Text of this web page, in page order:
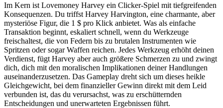
Im Kern ist Lovemoney Harvey ein Clicker-Spiel mit tiefgreifenden
Konsequenzen. Du triffst Harvey Harvington, eine charmante, aber
mysteriöse Figur, die 1 $ pro Klick anbietet. Was als einfache
Transaktion beginnt, eskaliert schnell, wenn du Werkzeuge
freischaltest, die von Federn bis zu brutalen Instrumenten wie
Spritzen oder sogar Waffen reichen. Jedes Werkzeug erhöht deinen
Verdienst, fügt Harvey aber auch größere Schmerzen zu und zwingt
dich, dich mit den moralischen Implikationen deiner Handlungen
auseinanderzusetzen. Das Gameplay dreht sich um dieses heikle
Gleichgewicht, bei dem finanzieller Gewinn direkt mit dem Leid
verbunden ist, das du verursachst, was zu erschütternden
Entscheidungen und unerwarteten Ergebnissen führt.